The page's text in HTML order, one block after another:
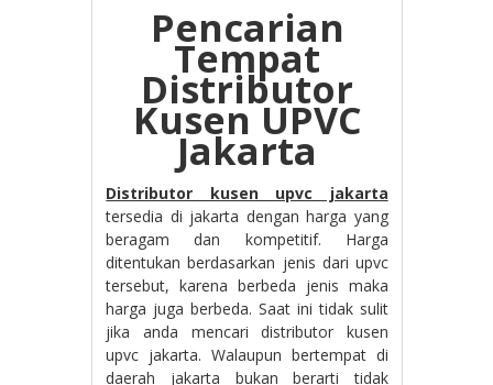
Pencarian
Tempat
Distributor
Kusen UPVC
Jakarta
Distributor kusen upvc jakarta
tersedia di jakarta dengan harga yang
beragam dan kompetitif. Harga
ditentukan berdasarkan jenis dari upvc
tersebut, karena berbeda jenis maka
harga juga berbeda. Saat ini tidak sulit
jika anda mencari distributor kusen
upvc jakarta. Walaupun bertempat di
daerah jakarta bukan berarti tidak